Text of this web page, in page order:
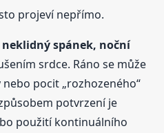
projeví nepřímo.
neklidný spánek, noční
srdce. Ráno se může
pocit „rozhozeného“
potvrzení je
použití kontinuálního